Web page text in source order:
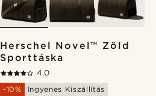
Herschel Novel™ Zöld
Sporttáska
4.0
-10%
Ingyenes Kiszállítás